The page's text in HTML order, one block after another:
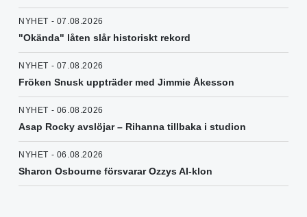
NYHET - 07.08.2026
"Okända" låten slår historiskt rekord
NYHET - 07.08.2026
Fröken Snusk uppträder med Jimmie Åkesson
NYHET - 06.08.2026
Asap Rocky avslöjar – Rihanna tillbaka i studion
NYHET - 06.08.2026
Sharon Osbourne försvarar Ozzys AI-klon